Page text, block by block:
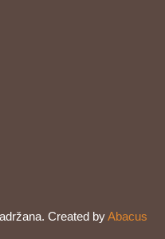
Created byAbacus